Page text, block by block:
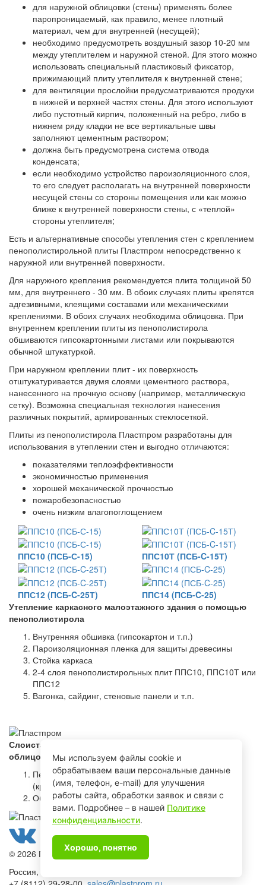
Мы используем файлы cookie и
обрабатываем ваши персональные данные
(имя, телефон, e-mail) для улучшения
работы сайта, обработки заявок и связи с
вами. Подробнее – в нашей Политике
конфиденциальности.
Хорошо, понятно
для наружной облицовки (стены) применять более
паропроницаемый, как правило, менее плотный
материал, чем для внутренней (несущей);
необходимо предусмотреть воздушный зазор 10-20 мм
между утеплителем и наружной стеной. Для этого можно
использовать специальный пластиковый фиксатор,
прижимающий плиту утеплителя к внутренней стене;
для вентиляции прослойки предусматриваются продухи
в нижней и верхней частях стены. Для этого используют
либо пустотный кирпич, положенный на ребро, либо в
нижнем ряду кладки не все вертикальные швы
заполняют цементным раствором;
должна быть предусмотрена система отвода
конденсата;
если необходимо устройство пароизоляционного слоя,
то его следует располагать на внутренней поверхности
несущей стены со стороны помещения или как можно
ближе к внутренней поверхности стены, с «теплой»
стороны утеплителя;
Есть и альтернативные способы утепления стен с креплением
пенополистирольной плиты Пластпром непосредственно к
наружной или внутренней поверхности.
Для наружного крепления рекомендуется плита толщиной 50
мм, для внутреннего - 30 мм. В обоих случаях плиты крепятся
адгезивными, клеящими составами или механическими
креплениями. В обоих случаях необходима облицовка. При
внутреннем креплении плиты из пенополистирола
обшиваются гипсокартонными листами или покрываются
обычной штукатуркой.
При наружном креплении плит - их поверхность
отштукатуривается двумя слоями цементного раствора,
нанесенного на прочную основу (например, металлическую
сетку). Возможна специальная технология нанесения
различных покрытий, армированных стеклосеткой.
Плиты из пенополистирола Пластпром разработаны для
использования в утеплении стен и выгодно отличаются:
показателями теплоэффективности
экономичностью применения
хорошей механической прочностью
пожаробезопасностью
очень низким влагопоглощением
ППС10 (ПСБ-С-15) ППС10Т (ПСБ-C-15Т)
ППС12 (ПСБ-C-25Т)
ППС14 (ПСБ-C-25)
Утепление каркасного малоэтажного здания с помощью
пенополистирола
Внутренняя обшивка (гипсокартон и т.п.)
Пароизоляционная пленка для защиты древесины
Стойка каркаса
2-4 слоя пенополистирольных плит ППС10, ППС10Т или
ППС12
Вагонка, сайдинг, стеновые панели и т.п.
Слоистая кладка. Устройство трехслойных стен с
облицовкой кирпичом
Пенополистирольные плиты ППС12 или ППС 14
(крепление клей + дюбель)
Облицовочный кирпич
© 2026 Пластпром
Россия, Псков, 180022, ул. Пожиговская, 10